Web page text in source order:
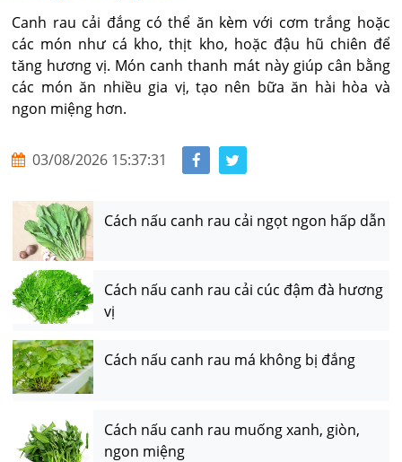
Canh rau cải đắng có thể ăn kèm với cơm trắng hoặc
các món như cá kho, thịt kho, hoặc đậu hũ chiên để
tăng hương vị. Món canh thanh mát này giúp cân bằng
các món ăn nhiều gia vị, tạo nên bữa ăn hài hòa và
ngon miệng hơn.
03/08/2026 15:37:31
Cách nấu canh rau cải ngọt ngon hấp dẫn
Cách nấu canh rau cải cúc đậm đà hương
vị
Cách nấu canh rau má không bị đắng
Cách nấu canh rau muống xanh, giòn,
ngon miệng